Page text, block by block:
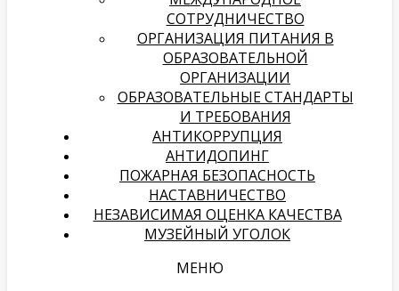
СОТРУДНИЧЕСТВО
ОРГАНИЗАЦИЯ ПИТАНИЯ В
ОБРАЗОВАТЕЛЬНОЙ
ОРГАНИЗАЦИИ
ОБРАЗОВАТЕЛЬНЫЕ СТАНДАРТЫ
И ТРЕБОВАНИЯ
АНТИКОРРУПЦИЯ
АНТИДОПИНГ
ПОЖАРНАЯ БЕЗОПАСНОСТЬ
НАСТАВНИЧЕСТВО
НЕЗАВИСИМАЯ ОЦЕНКА КАЧЕСТВА
МУЗЕЙНЫЙ УГОЛОК
МЕНЮ